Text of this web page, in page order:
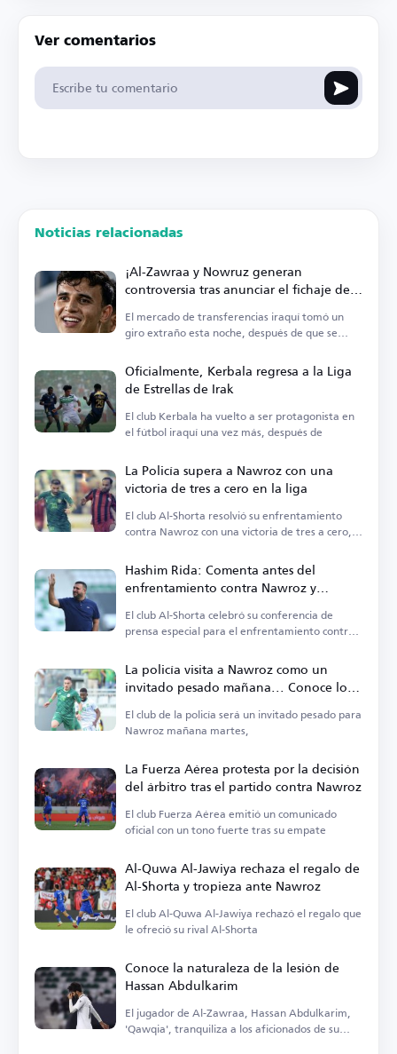
Ver comentarios
Noticias relacionadas
¡Al-Zawraa y Nowruz generan
controversia tras anunciar el fichaje del
mismo jugador!
El mercado de transferencias iraquí tomó un
giro extraño esta noche, después de que se
Oficialmente, Kerbala regresa a la Liga
de Estrellas de Irak
El club Kerbala ha vuelto a ser protagonista en
el fútbol iraquí una vez más, después de
La Policía supera a Nawroz con una
victoria de tres a cero en la liga
El club Al-Shorta resolvió su enfrentamiento
contra Nawroz con una victoria de tres a cero,
Hashim Rida: Comenta antes del
enfrentamiento contra Nawroz y
establece sus objetivos
El club Al-Shorta celebró su conferencia de
prensa especial para el enfrentamiento contra
La policía visita a Nawroz como un
invitado pesado mañana... Conoce los
detalles
El club de la policía será un invitado pesado para
Nawroz mañana martes,
La Fuerza Aérea protesta por la decisión
del árbitro tras el partido contra Nawroz
El club Fuerza Aérea emitió un comunicado
oficial con un tono fuerte tras su empate
Al-Quwa Al-Jawiya rechaza el regalo de
Al-Shorta y tropieza ante Nawroz
El club Al-Quwa Al-Jawiya rechazó el regalo que
le ofreció su rival Al-Shorta
Conoce la naturaleza de la lesión de
Hassan Abdulkarim
El jugador de Al-Zawraa, Hassan Abdulkarim,
'Qawqia', tranquiliza a los aficionados de su